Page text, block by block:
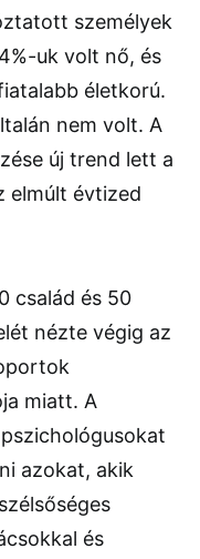
személyek
uk volt nő, és
életkorú.
nem volt. A
új trend lett a
elmúlt évtized
család és 50
nézte végig az
miatt. A
azokat, akik
és